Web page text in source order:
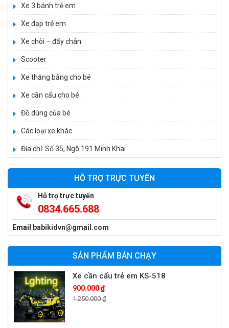
Xe 3 bánh trẻ em
Xe đạp trẻ em
Xe chòi – đẩy chân
Scooter
Xe thăng bằng cho bé
Xe cần cẩu cho bé
Đồ dùng của bé
Các loại xe khác
Địa chỉ: Số 35, Ngõ 191 Minh Khai
HỖ TRỢ TRỰC TUYẾN
Hỗ trợ trực tuyến
0834.665.688
Email babikidvn@gmail.com
SẢN PHẨM BÁN CHẠY
Xe 3 bánh đạp trẻ em FE-188
Xe 3 bánh trẻ em 968
350.000 ₫
550.000 ₫
950.000 ₫
Xe cần cẩu trẻ em KS-518
900.000 ₫
1.250.000 ₫